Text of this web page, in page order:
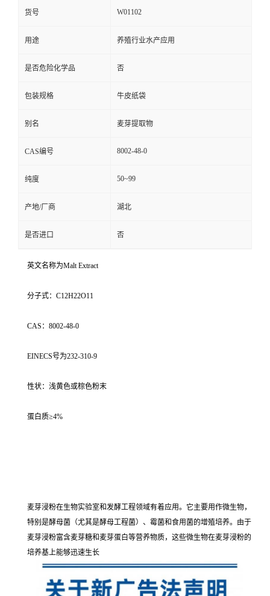
货号 W01102
用途 养殖行业水产应用
是否危险化学品 否
包装规格 牛皮纸袋
别名 麦芽提取物
CAS编号 8002-48-0
纯度 50~99
产地/厂商 湖北
是否进口 否
英文名称为Malt Extract
分子式：C12H22O11
CAS：8002-48-0
EINECS号为232-310-9
性状：浅黄色或棕色粉末
蛋白质≥4%
麦芽浸粉在生物实验室和发酵工程领域有着应用。它主要用作微生物，
特别是酵母菌（尤其是酵母工程菌）、霉菌和食用菌的增殖培养。由于
麦芽浸粉富含麦芽糖和麦芽蛋白等营养物质，这些微生物在麦芽浸粉的
培养基上能够迅速生长